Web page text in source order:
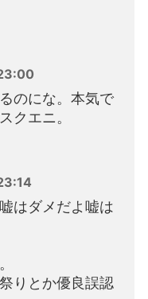
のにな。本気で
クエニ。
はダメだよ嘘は
りとか優良誤認